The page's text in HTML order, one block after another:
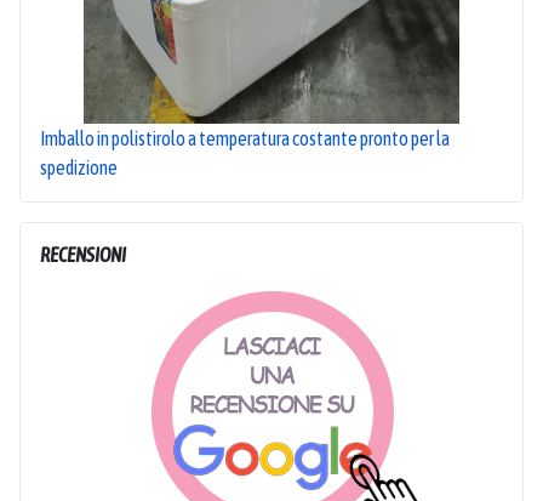
Imballo in polistirolo a temperatura costante pronto per la
spedizione
RECENSIONI